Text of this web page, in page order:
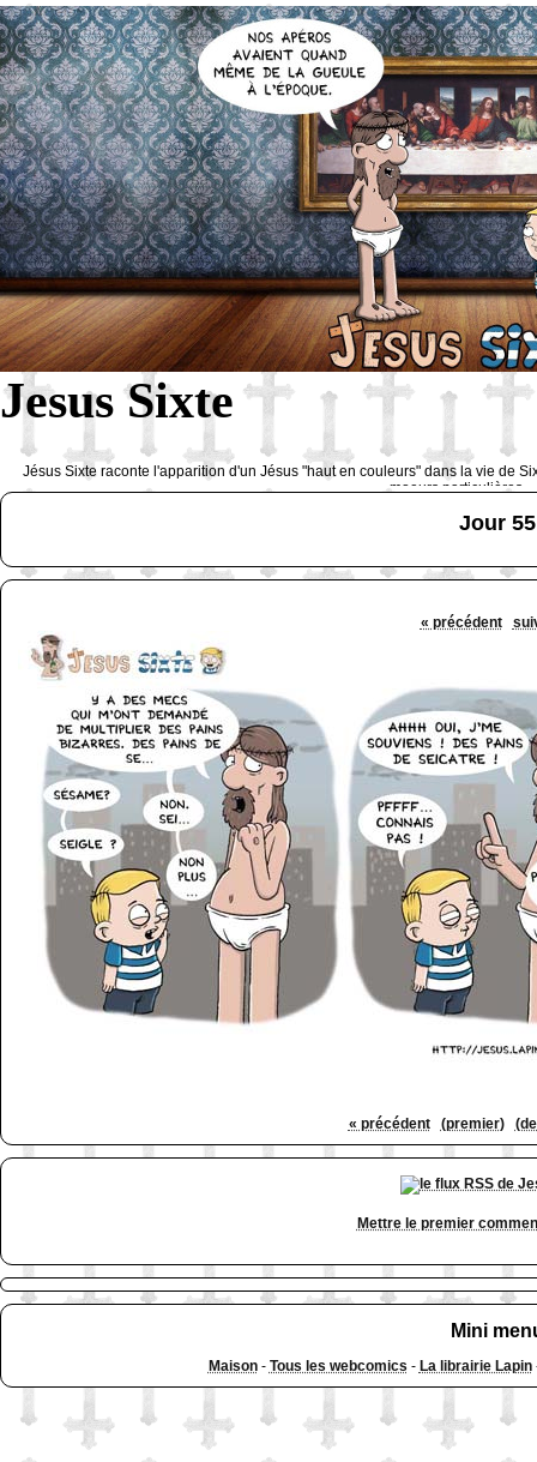
Jesus Sixte
Jésus Sixte raconte l'apparition d'un Jésus "haut en couleurs" dans la vie de
moeurs particulières
http://www.lefabz.com/
Jour 55
« précédent
« précédent (premier)
Mettre le premier
Mini
Maison- Tous les webcomics - La librairie Lapin